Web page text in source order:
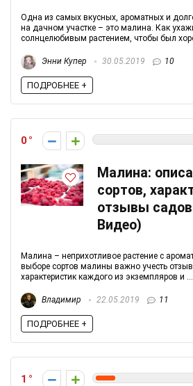
Одна из самых вкусных, ароматных и
на дачном участке – это малина. Как
солнцелюбивым растением, чтобы был
Энни Купер 30.05.2019 10
ПОДРОБНЕЕ +
0
Малина:
сортов,
отзывы
Видео)
Малина – неприхотливое растение с
выборе сортов малины важно учесть
характеристик каждого из экземпляров и ...
Владимир 22.05.2019 11
ПОДРОБНЕЕ +
1